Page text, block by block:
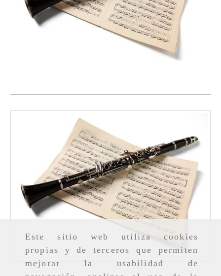
Este sitio web utiliza cookies
propias y de terceros que permiten
mejorar la usabilidad de